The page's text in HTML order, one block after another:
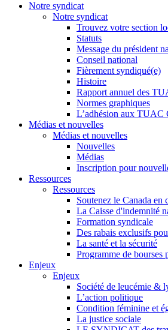
Notre syndicat
Notre syndicat
Trouvez votre section
Statuts
Message du président
Conseil national
Fièrement syndiqué(e)
Histoire
Rapport annuel des
Normes graphiques
L’adhésion aux TUAC
Médias et nouvelles
Médias et nouvelles
Nouvelles
Médias
Inscription pour
Ressources
Ressources
Soutenez le Canada en
La Caisse d'indemnité
Formation syndicale
Des rabais exclusifs
La santé et la sécurité
Programme de bourses
Enjeux
Enjeux
Société de leucémie &
L’action politique
Condition féminine et
La justice sociale